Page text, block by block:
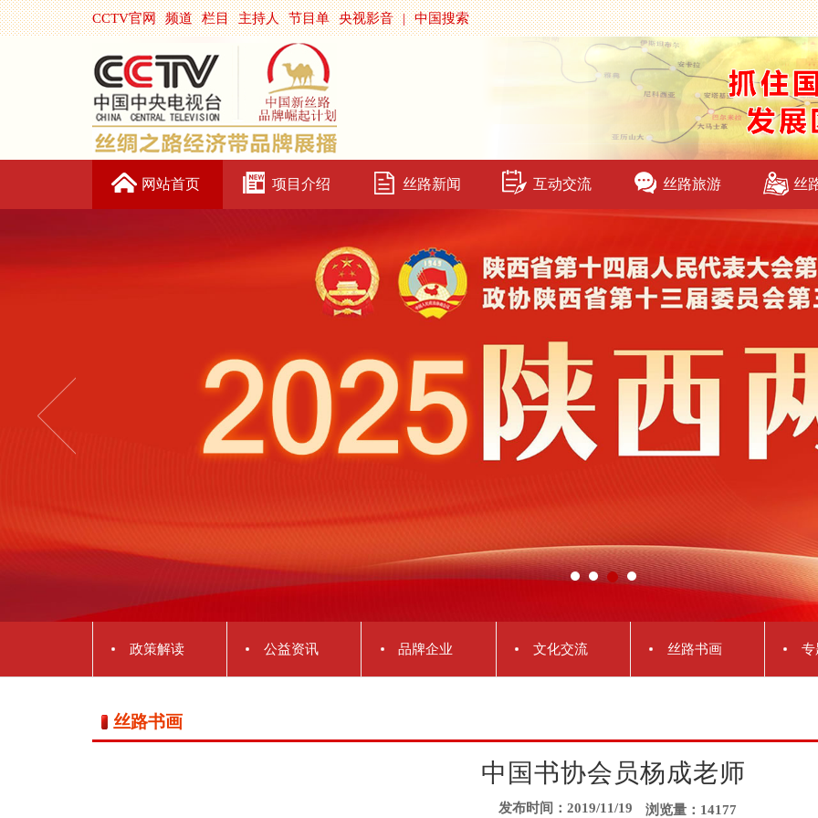
CCTV官网 频道 栏目 主持人 节目单 央视影音 | 中国搜索
网站首页 项目介绍 丝路新闻 互动交流 丝路旅游 丝
政策解读 公益资讯 品牌企业 文化交流 丝路书画 专
丝路书画
中国书协会员杨成老师
发布时间：2019/11/19 浏览量：14177